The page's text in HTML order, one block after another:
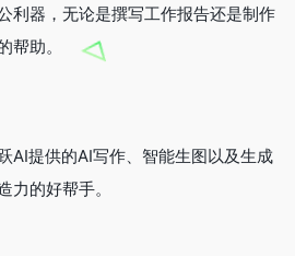
利器，无论是撰写工作报告还是制作
帮助。
AI提供的AI写作、智能生图以及生成
力的好帮手。